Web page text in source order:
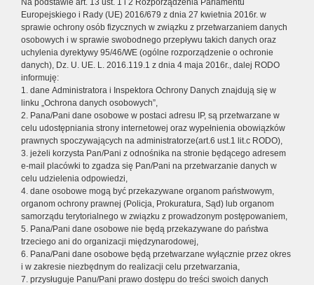
Na podstawie art. 13 ust. 1 i 2 Rozporządzenia Parlamentu
Europejskiego i Rady (UE) 2016/679 z dnia 27 kwietnia 2016r. w
sprawie ochrony osób fizycznych w związku z przetwarzaniem danych
osobowych i w sprawie swobodnego przepływu takich danych oraz
uchylenia dyrektywy 95/46/WE (ogólne rozporządzenie o ochronie
danych), Dz. U. UE. L. 2016.119.1 z dnia 4 maja 2016r., dalej RODO
informuję:
1. dane Administratora i Inspektora Ochrony Danych znajdują się w
linku „Ochrona danych osobowych”,
2. Pana/Pani dane osobowe w postaci adresu IP, są przetwarzane w
celu udostępniania strony internetowej oraz wypełnienia obowiązków
prawnych spoczywających na administratorze(art.6 ust.1 lit.c RODO),
3. jeżeli korzysta Pan/Pani z odnośnika na stronie będącego adresem
e-mail placówki to zgadza się Pan/Pani na przetwarzanie danych w
celu udzielenia odpowiedzi,
4. dane osobowe mogą być przekazywane organom państwowym,
organom ochrony prawnej (Policja, Prokuratura, Sąd) lub organom
samorządu terytorialnego w związku z prowadzonym postępowaniem,
5. Pana/Pani dane osobowe nie będą przekazywane do państwa
trzeciego ani do organizacji międzynarodowej,
6. Pana/Pani dane osobowe będą przetwarzane wyłącznie przez okres
i w zakresie niezbędnym do realizacji celu przetwarzania,
7. przysługuje Panu/Pani prawo dostępu do treści swoich danych